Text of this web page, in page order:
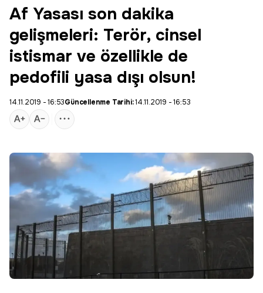
Af Yasası son dakika
gelişmeleri: Terör, cinsel
istismar ve özellikle de
pedofili yasa dışı olsun!
14.11.2019 - 16:53Güncellenme Tarihi:14.11.2019 - 16:53